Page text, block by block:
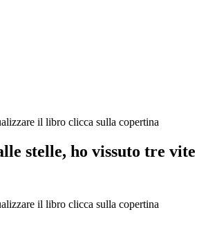
il libro clicca sulla copertina
stelle, ho vissuto tre vite
il libro clicca sulla copertina